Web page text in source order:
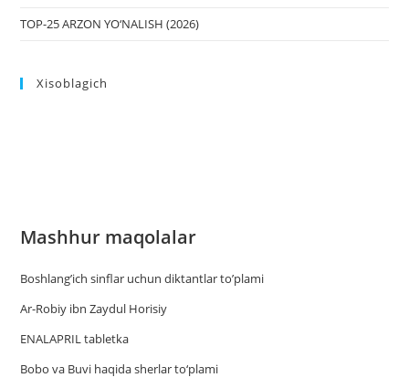
TOP-25 ARZON YO‘NALISH (2026)
Xisoblagich
Mashhur maqolalar
Boshlang’ich sinflar uchun diktantlar to’plami
Ar-Robiy ibn Zaydul Horisiy
ENALAPRIL tabletka
Bobo va Buvi haqida sherlar to‘plami